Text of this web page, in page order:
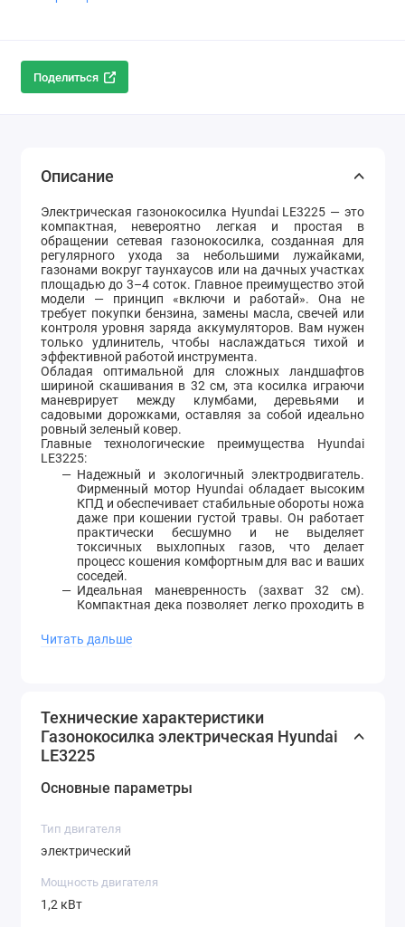
Поделиться
Описание
Электрическая газонокосилка Hyundai LE3225 — это
компактная, невероятно легкая и простая в
обращении сетевая газонокосилка, созданная для
регулярного ухода за небольшими лужайками,
газонами вокруг таунхаусов или на дачных участках
площадью до 3–4 соток. Главное преимущество этой
модели — принцип «включи и работай». Она не
требует покупки бензина, замены масла, свечей или
контроля уровня заряда аккумуляторов. Вам нужен
только удлинитель, чтобы наслаждаться тихой и
эффективной работой инструмента.
Обладая оптимальной для сложных ландшафтов
шириной скашивания в 32 см, эта косилка играючи
маневрирует между клумбами, деревьями и
садовыми дорожками, оставляя за собой идеально
ровный зеленый ковер.
Главные технологические преимущества Hyundai
LE3225:
Надежный и экологичный электродвигатель.
Фирменный мотор Hyundai обладает высоким
КПД и обеспечивает стабильные обороты ножа
даже при кошении густой травы. Он работает
практически бесшумно и не выделяет
токсичных выхлопных газов, что делает
процесс кошения комфортным для вас и ваших
соседей.
Идеальная маневренность (захват 32 см).
Компактная дека позволяет легко проходить в
вокруг декоративных насаждений и вплотную
подбираться к заборам и бордюрам.
отлично гасит вибрации двигателя и надежно
защищает внутренние узлы от случайных
ударов.
Аэродинамический нож. Лопасти ножа из
Вращаясь на высоких оборотах, они создают
утрамбовывает ее в травосборник.
Вместительный травосборник. Легкий бак из
очищается одной рукой. Специальные
правильную циркуляцию воздуха для
Читать дальше
Технические характеристики
Газонокосилка электрическая Hyundai
LE3225
Основные параметры
Тип двигателя
электрический
Мощность двигателя
1,2 кВт